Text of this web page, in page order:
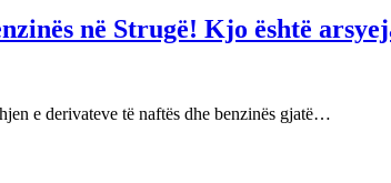
në Strugë! Kjo është
e derivateve të naftës dhe benzinës gjatë…